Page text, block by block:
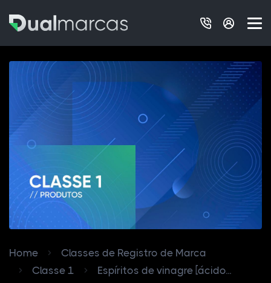
Home
Classes de Registro de Marca
Classe 1
Espíritos de vinagre [ácido...